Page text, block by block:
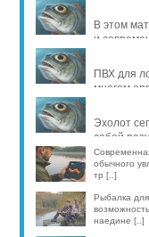
В этом
и
ПВХ для
многом
Эхолот
собой
обычного
тр [..]
Рыбалка
наедине [..]